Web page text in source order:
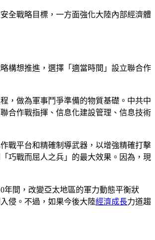
全戰略目標，一方面強化大陸內部經濟體
構想推進，選擇「適當時間」設立聯合作
，做為軍事鬥爭準備的物質基礎。中共中
合作戰指揮、信息化建設管理、信息技術
戰平台和精確制導武器，以增強精確打擊
巧戰而屈人之兵」的最大效果。因為，現
年間，改變亞太地區的軍力動態平衡狀
侵。不過，如果今後大陸經濟成長力道趨